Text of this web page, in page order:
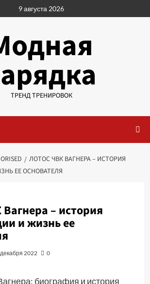
9 августа 2026
ТРЕНД ТРЕНИРОВОК
ЛОТОС ЧВК ВАГНЕРА – ИСТОРИЯ
ЕЕ ОСНОВАТЕЛЯ
– история
и жизнь ее
2022 0